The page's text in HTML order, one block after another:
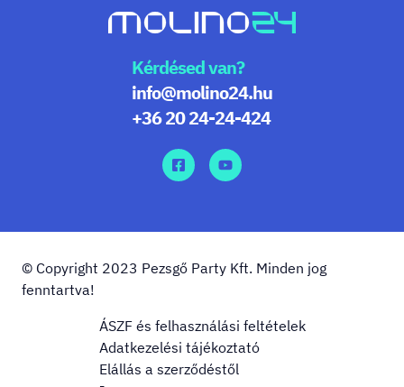
Kérdésed van?
info@molino24.hu
+36 20 24-24-424
© Copyright 2023 Pezsgő Party Kft. Minden jog
fenntartva!
ÁSZF és felhasználási feltételek
Adatkezelési tájékoztató
Elállás a szerződéstől